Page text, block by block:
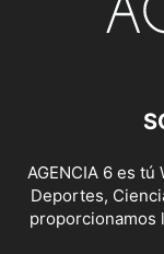
AGENCIA 6 es
Deportes,
proporcionamos